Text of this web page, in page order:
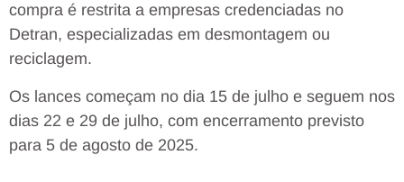
compra é restrita a empresas credenciadas no
Detran, especializadas em desmontagem ou
reciclagem.
Os lances começam no dia 15 de julho e seguem nos
dias 22 e 29 de julho, com encerramento previsto
para 5 de agosto de 2025.